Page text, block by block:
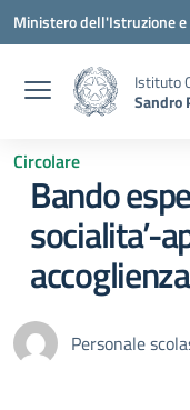
Vai ai contenuti
Vai al menu di navigazione
Vai al footer
Ministero dell'Istruzione
Istituto
Sandro
Circolare
Bando
socialita’-
accoglienza
Personale